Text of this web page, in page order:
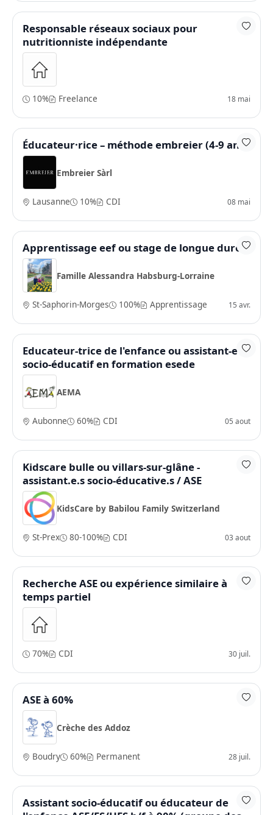
Responsable réseaux sociaux pour
nutritionniste indépendante
10% Freelance 18 mai
Éducateur·rice – méthode embreier (4-9 ans)
Embreier Sàrl
Lausanne 10% CDI 08 mai
Apprentissage eef ou stage de longue durée
Famille Alessandra Habsburg-Lorraine
St-Saphorin-Morges 100% Apprentissage 15 avr.
Educateur-trice de l'enfance ou assistant-e
socio-éducatif en formation esede
AEMA
Aubonne 60% CDI 05 aout
Kidscare bulle ou villars-sur-glâne -
assistant.e.s socio-éducative.s / ASE
KidsCare by Babilou Family Switzerland
St-Prex 80-100% CDI 03 aout
Recherche ASE ou expérience similaire à
temps partiel
70% CDI 30 juil.
ASE à 60%
Crèche des Addoz
Boudry 60% Permanent 28 juil.
Assistant socio-éducatif ou éducateur de